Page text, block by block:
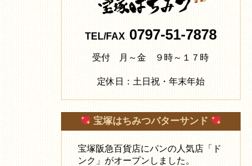
TEL/FAX0797-51-7878
受付 月～金 ９時～１７時
定休日：土日祝・年末年始
宝塚はちみつバターサンド
宝塚阪急百貨店にパンの人気店「ド
ンク」がオープンしました。